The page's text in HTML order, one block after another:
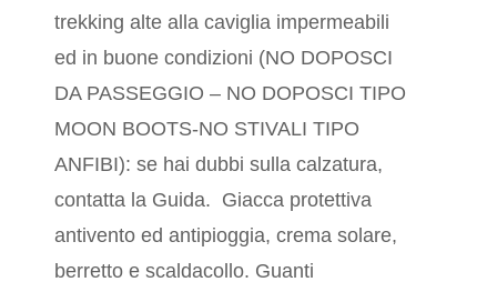
trekking alte alla caviglia impermeabili
ed in buone condizioni (NO DOPOSCI
DA PASSEGGIO – NO DOPOSCI TIPO
MOON BOOTS-NO STIVALI TIPO
ANFIBI): se hai dubbi sulla calzatura,
contatta la Guida. Giacca protettiva
antivento ed antipioggia, crema solare,
berretto e scaldacollo. Guanti